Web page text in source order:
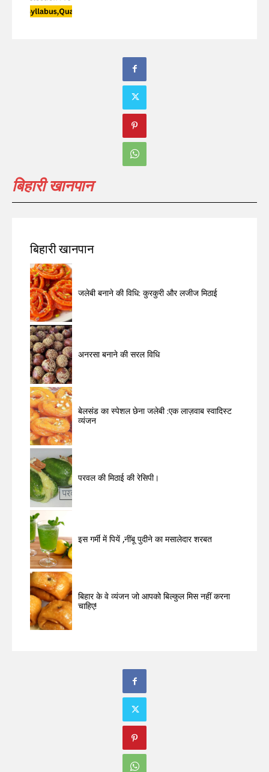
बिहारी खानपान
बिहारी खानपान
जलेबी बनाने की विधि: कुरकुरी और लजीज मिठाई
अनरसा बनाने की सरल विधि
बेलसंड का स्पेशल छेना जलेबी :एक लाज़वाब स्वादिस्ट
व्यंजन
परवल की मिठाई की रेसिपी।
इस गर्मी में पियें ,नींबू पुदीने का मसालेदार शरबत
बिहार के वे व्यंजन जो आपको बिल्कुल मिस नहीं करना
चाहिए!